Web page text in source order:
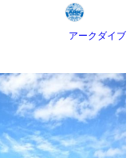
アークダイブ